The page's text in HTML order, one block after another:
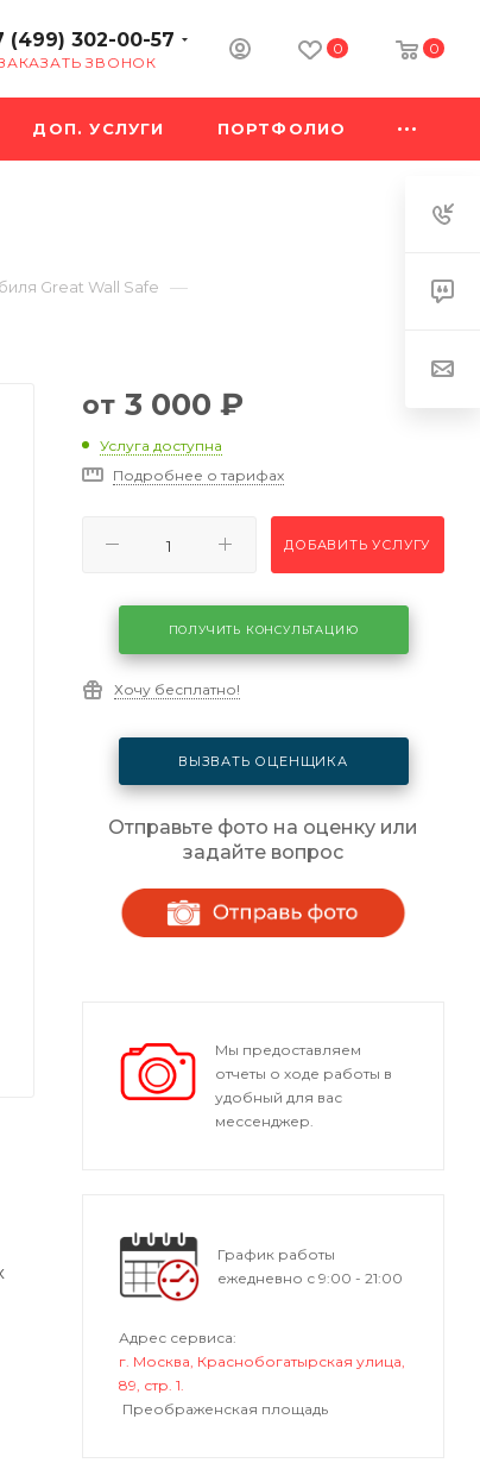
(499) 302-00-57
ЗВОНОК
0 0
ДОП. УСЛУГИ ПОРТФОЛИО
Great Wall Safe —
от 3 000 ₽
Услуга доступна
Подробнее о тарифах
ДОБАВИТЬ УСЛУГУ
ПОЛУЧИТЬ КОНСУЛЬТАЦИЮ
Хочу бесплатно!
ВЫЗВАТЬ ОЦЕНЩИКА
Отправьте фото на оценку или
задайте вопрос
Мы предоставляем
отчеты о ходе работы в
удобный для вас
мессенджер.
График работы
ежедневно с 9:00 - 21:00
Адрес сервиса:
г. Москва, Краснобогатырская улица,
89, стр. 1.
Преображенская площадь